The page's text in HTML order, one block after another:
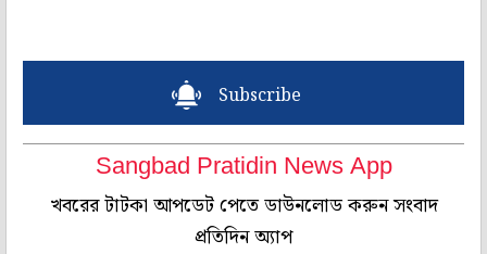
Subscribe
Sangbad Pratidin News App
খবরের টাটকা আপডেট পেতে ডাউনলোড করুন সংবাদ
প্রতিদিন অ্যাপ